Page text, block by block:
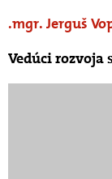
mgr. Jerguš
Vedúci rozvoja